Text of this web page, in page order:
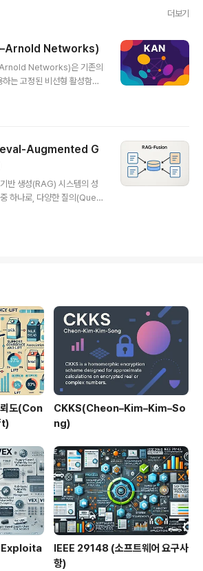
더보기
Networks)
Networks)은 기존의
는 고정된 비선형 활성함수
망 구조입니다. 뉴런 대신 수
에 기반한 수학적 함수 조
구조목적기존 딥러닝보다 더
건한 구조 추구필요성블랙박
, 일반화 문제 해결KAN은
B-spline 기반 커널 함수로
비교뉴런 없는 구조ReL..
Augmented G
반 생성(RAG) 시스템의 성
하나로, 다양한 질의(Quer
정보를 생성 모델에 제공하
얻은 문서들을 결합하여 R
검색 강화 기법목적문맥 검
대필요성단일 질의로는 얻기
보Fusion은 단순한 병합이
재정렬 등의 전처리도 포함함
도(Con
CKKS(Cheon–Kim–Kim–So
ng)
IEEE 29148 (소프트웨어 요구사
항)